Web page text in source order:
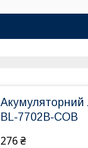
Акумуляторний
BL-7702B-COB
276 ₴